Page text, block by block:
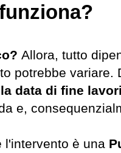
Allora, tutto
potrebbe variare.
data di fine lavori
e,
l'intervento è una